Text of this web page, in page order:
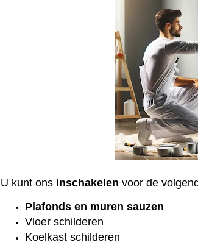
U kunt ons inschakelen voor de
Plafonds en muren sauzen
Vloer schilderen
Koelkast schilderen